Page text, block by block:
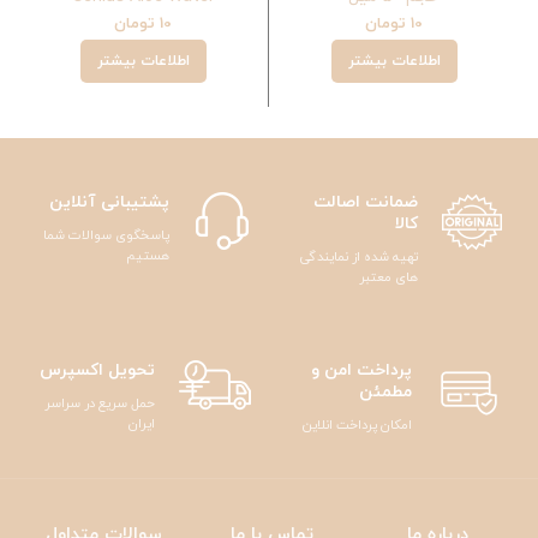
10 تومان
اطلاعات بیشتر
10 تومان
اطلاعات بیشتر
ضمانت اصالت
کالا
تهیه شده از نمایندگی
های معتبر
پشتیبانی آنلاین
پاسخگوی سوالات شما
هستیم
پرداخت امن و
مطمئن
امکان پرداخت انلاین
تحویل اکسپرس
حمل سریع در سراسر
ایران